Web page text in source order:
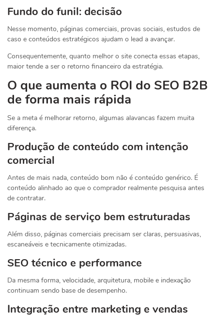
Fundo do funil: decisão
Nesse momento, páginas comerciais, provas sociais, estudos de
caso e conteúdos estratégicos ajudam o lead a avançar.
Consequentemente, quanto melhor o site conecta essas etapas,
maior tende a ser o retorno financeiro da estratégia.
O que aumenta o ROI do SEO B2B
de forma mais rápida
Se a meta é melhorar retorno, algumas alavancas fazem muita
diferença.
Produção de conteúdo com intenção
comercial
Antes de mais nada, conteúdo bom não é conteúdo genérico. É
conteúdo alinhado ao que o comprador realmente pesquisa antes
de contratar.
Páginas de serviço bem estruturadas
Além disso, páginas comerciais precisam ser claras, persuasivas,
escaneáveis e tecnicamente otimizadas.
SEO técnico e performance
Da mesma forma, velocidade, arquitetura, mobile e indexação
continuam sendo base de desempenho.
Integração entre marketing e vendas